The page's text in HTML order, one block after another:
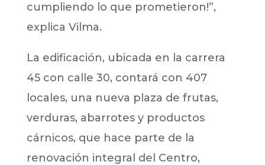
cumpliendo lo que prometieron!”,
explica Vilma.
La edificación, ubicada en la carrera
45 con calle 30, contará con 407
locales, una nueva plaza de frutas,
verduras, abarrotes y productos
cárnicos, que hace parte de la
renovación integral del Centro,